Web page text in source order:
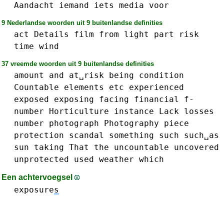
Aandacht iemand iets media voor
9 Nederlandse woorden uit 9 buitenlandse definities
act Details film from light part
risk
time wind
37 vreemde woorden uit 9 buitenlandse definities
amount and at␣risk being
condition
Countable
elements etc
experienced
exposed
exposing facing financial
f-
number
Horticulture instance Lack losses
number
photograph Photography
piece
protection
scandal something such
such␣as
sun
taking That the uncountable
uncovered
unprotected
used weather which
Een achtervoegsel
exposures